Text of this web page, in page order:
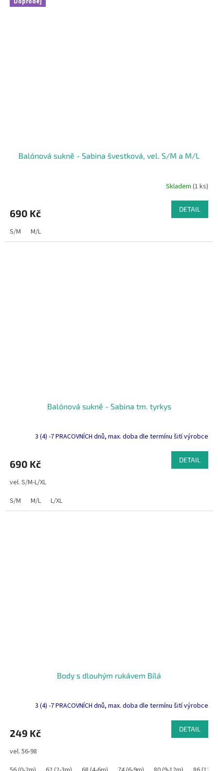
Balónová sukně - Sabina švestková, vel. S/M a M/L
Skladem (1 ks)
690 Kč DETAIL
S/M M/L
Balónová sukně - Sabina tm. tyrkys
3 (4) -7 PRACOVNÍCH dnů, max. doba dle termínu šití výrobce
690 Kč DETAIL
vel. S/M-L/XL
S/M
M/L L/XL
Body s dlouhým rukávem Bílá
3 (4) -7 PRACOVNÍCH dnů, max. doba dle termínu šití výrobce
249 Kč DETAIL
vel. 56-98